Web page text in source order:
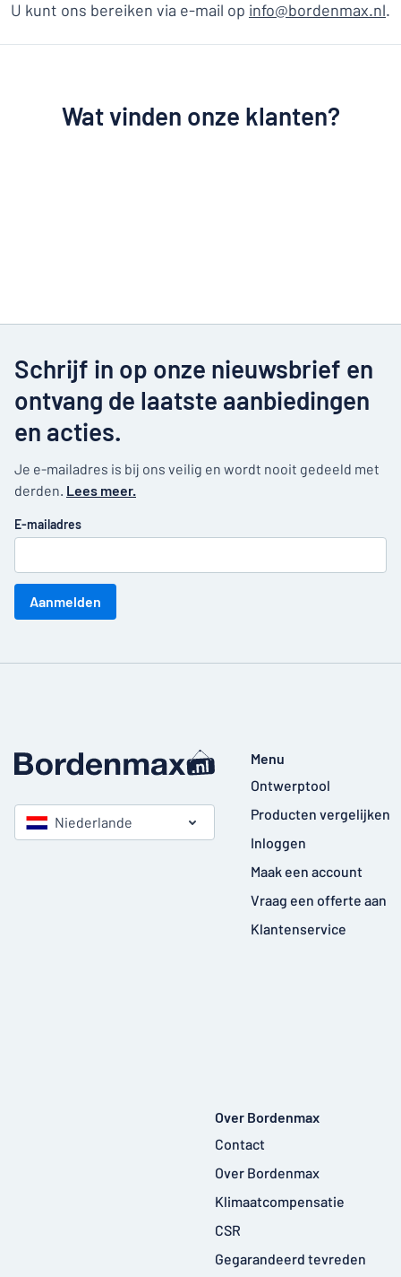
U kunt ons bereiken via e-mail op info@bordenmax.nl.
Wat vinden onze klanten?
Schrijf in op onze nieuwsbrief en
ontvang de laatste aanbiedingen
en acties.
Je e-mailadres is bij ons veilig en wordt nooit gedeeld met
derden. Lees meer.
E-mailadres
Aanmelden
Niederlande
Menu
Ontwerptool
Producten vergelijken
Inloggen
Maak een account
Vraag een offerte aan
Klantenservice
Over Bordenmax
Contact
Over Bordenmax
Klimaatcompensatie
CSR
Gegarandeerd tevreden